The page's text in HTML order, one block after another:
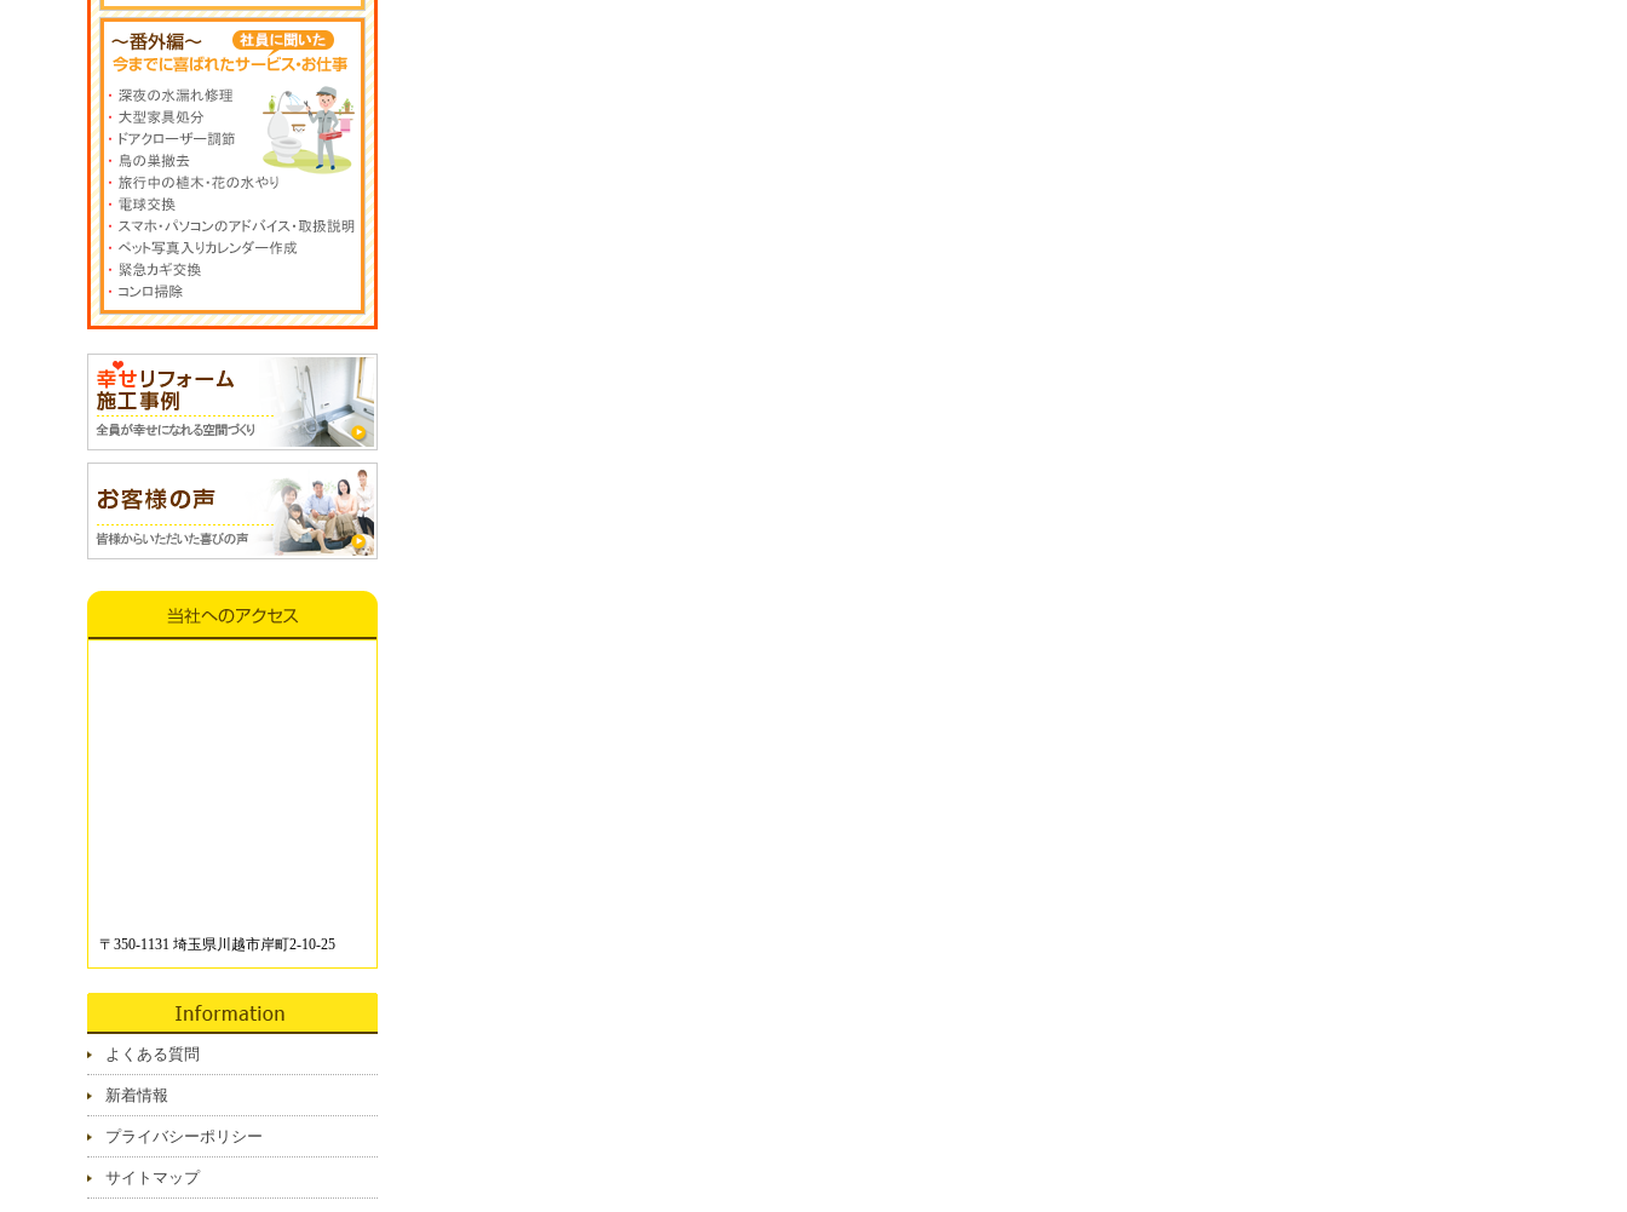
〒350-1131 埼玉県川越市岸町2-10-25
よくある質問
新着情報
プライバシーポリシー
サイトマップ